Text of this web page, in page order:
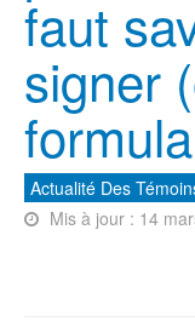
faut
signer
Actualité Des
Mis à jour : 14